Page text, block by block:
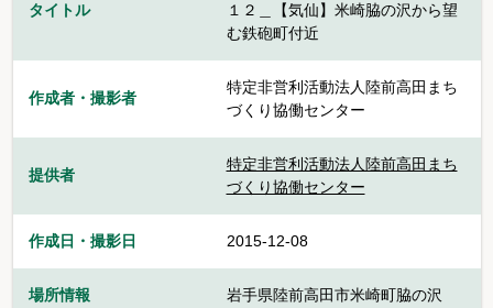
タイトル
１２＿【気仙】米崎脇の沢から望
む鉄砲町付近
作成者・撮影者
特定非営利活動法人陸前高田まち
づくり協働センター
提供者
特定非営利活動法人陸前高田まち
づくり協働センター
作成日・撮影日 2015-12-08
場所情報 岩手県陸前高田市米崎町脇の沢